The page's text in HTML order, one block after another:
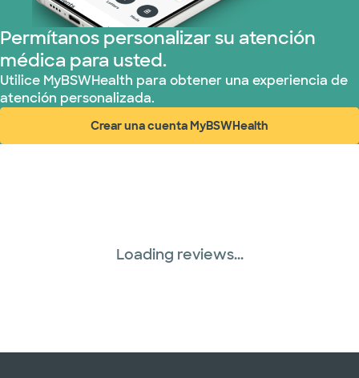
Permítanos personalizar su atención
médica para usted.
Utilice MyBSWHealth para obtener una experiencia de
atención personalizada.
Crear una cuenta MyBSWHealth
(abre en ventana nueva)
Loading reviews...